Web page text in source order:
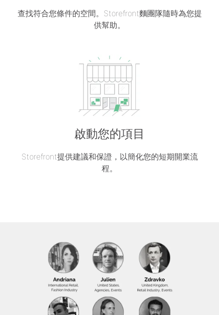
查找符合您條件的空間。Storefront麵團隊隨時為您提
供幫助。
啟動您的項目
Storefront提供建議和保證，以簡化您的短期開業流
程。